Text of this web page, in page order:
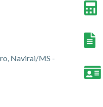
Navirai/MS -